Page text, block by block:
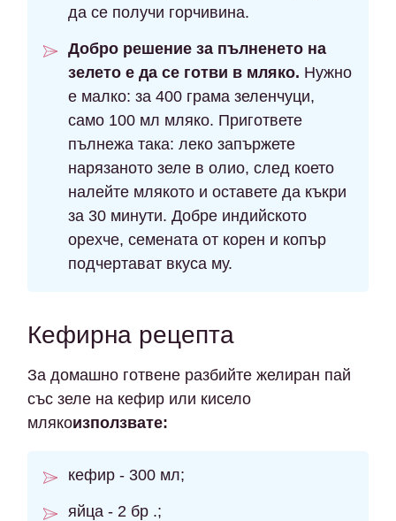
да се получи горчивина.
Добро решение за пълненето на
зелето е да се готви в мляко. Нужно
е малко: за 400 грама зеленчуци,
само 100 мл мляко. Пригответе
пълнежа така: леко запържете
нарязаното зеле в олио, след което
налейте млякото и оставете да къкри
за 30 минути. Добре индийското
орехче, семената от корен и копър
подчертават вкуса му.
Кефирна рецепта
За домашно готвене разбийте желиран пай
със зеле на кефир или кисело
млякоизползвате:
кефир - 300 мл;
яйца - 2 бр .;